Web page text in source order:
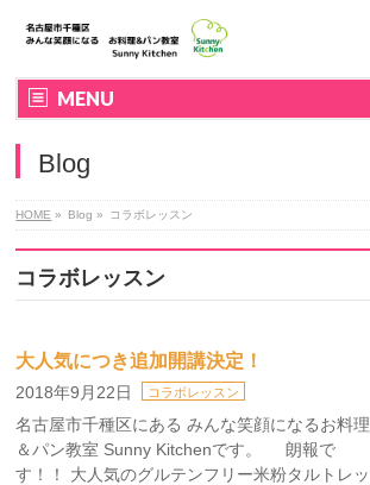
MENU
Blog
HOME » Blog » コラボレッスン
コラボレッスン
大人気につき追加開講決定！
2018年9月22日 コラボレッスン
名古屋市千種区にある みんな笑顔になるお料理
＆パン教室 Sunny Kitchenです。 朗報で
す！！ 大人気のグルテンフリー米粉タルトレッ